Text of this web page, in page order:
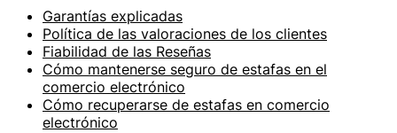
Garantías explicadas
Política de las valoraciones de los clientes
Fiabilidad de las Reseñas
Cómo mantenerse seguro de estafas en el
comercio electrónico
Cómo recuperarse de estafas en comercio
electrónico